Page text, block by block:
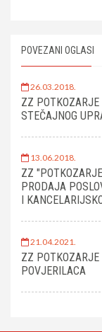
POVEZANI OGLASI
26.03.2018.
ZZ POTKOZARJE
STEČAJNOG
13.06.2018.
ZZ
PRODAJA
I
21.04.2021.
ZZ POTKOZARJE
POVJERILACA